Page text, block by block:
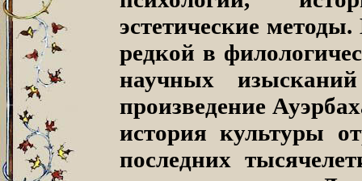
эстетические
редкой в
научных
произведение
история культуры
последних